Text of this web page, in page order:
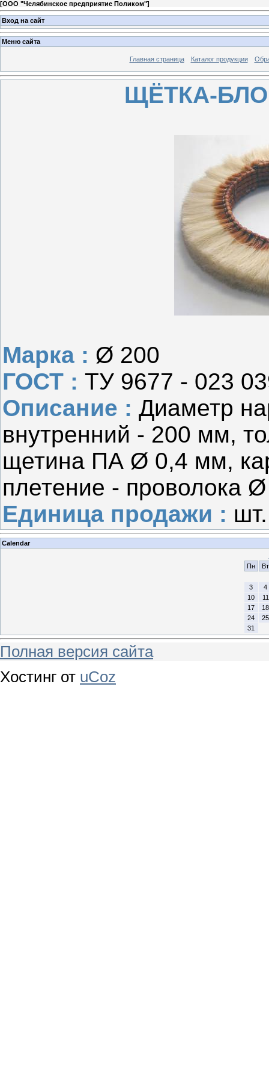
[ООО "Челябинское предприятие Поликом"]
Вход на сайт
Меню сайта
Главная страница Каталог продукции
ЩЁТКА-
Марка : Ø 200
ГОСТ : ТУ 9677 - 023
Описание : Диаметр
внутренний - 200 мм,
щетина ПА Ø 0,4 мм,
плетение - проволока
Единица продажи : шт.
Calendar
Пн
Вт
3
4
10
11
17
18
24
25
31
Полная версия сайта
Хостинг от uCoz